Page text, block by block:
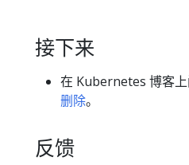
接下来
在 Kubernetes 博客
删除。
反馈